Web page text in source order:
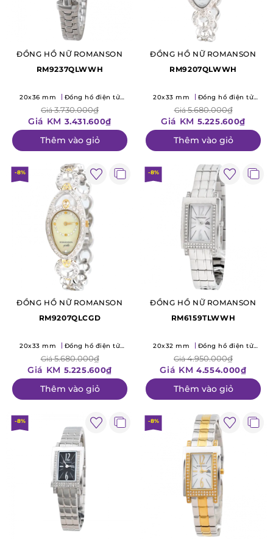
ĐỒNG HỒ NỮ ROMANSON
RM9237QLWWH
20x36 mm
Đồng hồ điện tử
Giá3.730.000₫
Giá KM 3.431.600₫
Thêm vào giỏ
ĐỒNG HỒ NỮ ROMANSON
RM9207QLWWH
20x33 mm
Đồng hồ điện tử
Giá5.680.000₫
Giá KM 5.225.600₫
Thêm vào giỏ
-8%
ĐỒNG HỒ NỮ ROMANSON
RM9207QLCGD
20x33 mm
Đồng hồ điện tử
Giá5.680.000₫
Giá KM 5.225.600₫
Thêm vào giỏ
-8%
ĐỒNG HỒ NỮ ROMANSON
RM6159TLWWH
20x32 mm
Đồng hồ điện tử
Giá4.950.000₫
Giá KM 4.554.000₫
Thêm vào giỏ
-8% -8%